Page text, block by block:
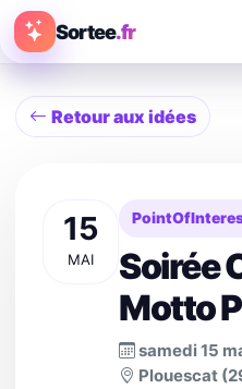
Sortee.fr
Retour aux idées
15
MAI
Soirée
Motto
samedi 15
Plouescat